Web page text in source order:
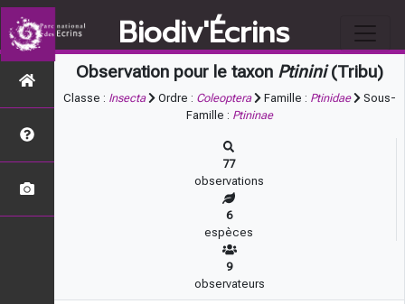
Biodiv'Écrins
Observation pour le taxon Ptinini(Tribu)
Classe : Insecta Ordre : Coleoptera Famille : Ptinidae
Sous-
Famille : Ptininae
77
observations
6
espèces
9
observateurs